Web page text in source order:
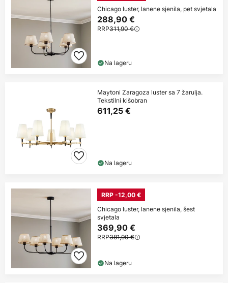
Chicago luster, lanene sjenila, pet svjetala
288,90 €
RRP311,90 €
Na lageru
Maytoni Zaragoza luster sa 7 žarulja.
Tekstilni kišobran
611,25 €
Na lageru
RRP -12,00 €
Chicago luster, lanene sjenila, šest
svjetala
369,90 €
RRP381,90 €
Na lageru